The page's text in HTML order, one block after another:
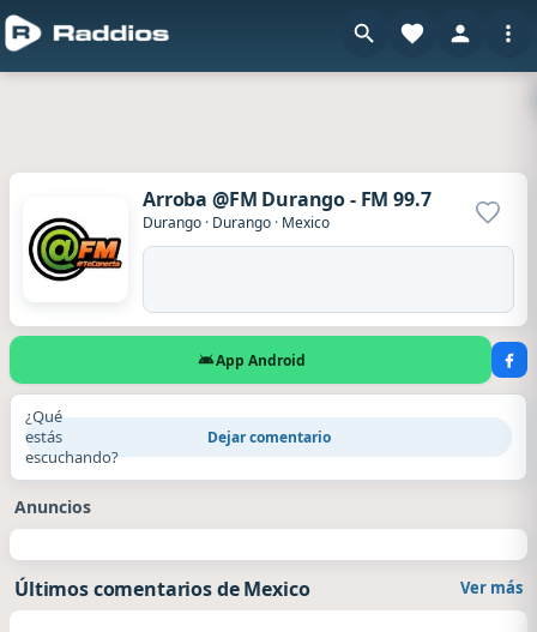
Arroba @FM Durango - FM 99.7
Durango · Durango · Mexico
App Android
¿Qué
estás
escuchando?
Dejar comentario
Anuncios
Últimos comentarios de Mexico Ver más